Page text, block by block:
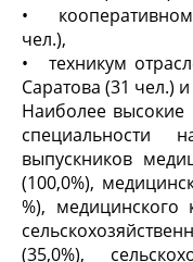
•
чел.),
• техникум
Саратова (31 чел.)
Наиболее высокие
специальности
выпускников
(100,0%),
%), медицинского
(35,0%),